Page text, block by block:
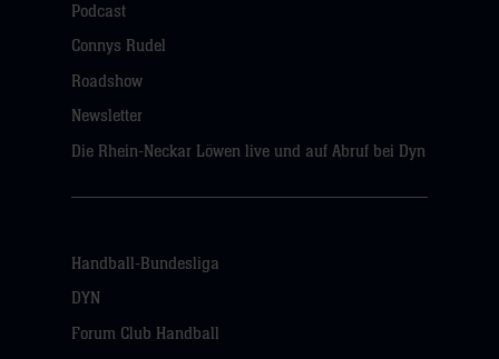
Podcast
Connys Rudel
Roadshow
Newsletter
Die Rhein-Neckar Löwen live und auf Abruf bei Dyn
Handball-Bundesliga
DYN
Forum Club Handball